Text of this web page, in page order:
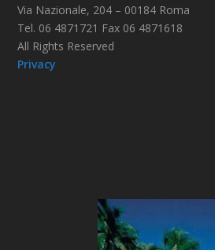
Via Nazionale, 204 – 00184 Roma
Tel. 06 4871721 Fax 06 4871618
All Rights Reserved
Privacy